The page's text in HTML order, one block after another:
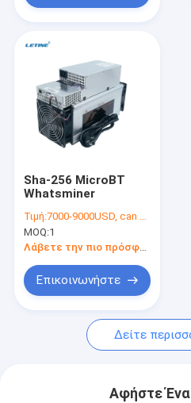
Προϊόντα
Sha-256 MicroBT
Whatsminer
Τιμή:7000-9000USD, can be negotiate
MOQ:1
Λάβετε την πιο πρόσφατη τιμή
Επικοινωνήστε
Δείτε
Αφήστε